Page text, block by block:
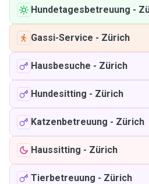
Hundetagesbetreuung -
Gassi-Service - Zürich
Hausbesuche - Zürich
Hundesitting - Zürich
Katzenbetreuung - Zürich
Haussitting - Zürich
Tierbetreuung - Zürich